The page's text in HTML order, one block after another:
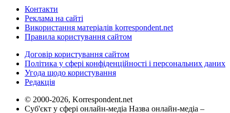
Контакти
Реклама на сайті
Використання матеріалів korrespondent.net
Правила користування сайтом
Договір користування сайтом
Політика у сфері конфіденційності і персональних даних
Угода щодо користування
Редакція
© 2000-2026, Korrespondent.net
Суб'єкт у сфері онлайн-медіа Назва онлайн-медіа –